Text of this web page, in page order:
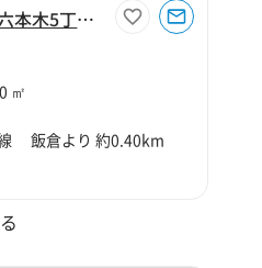
【東京都港区】港区六本木5丁目410坪倉庫
㎡
飯倉より 約0.40km